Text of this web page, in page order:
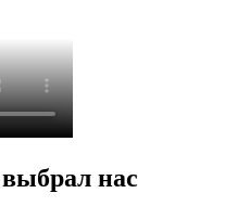
нас